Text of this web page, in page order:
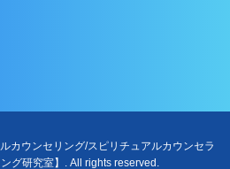
カウンセリング/スピリチュアルカウンセラ
グ研究室】. All rights reserved.